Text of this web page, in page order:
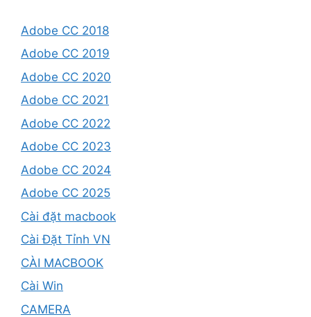
Adobe CC 2018
Adobe CC 2019
Adobe CC 2020
Adobe CC 2021
Adobe CC 2022
Adobe CC 2023
Adobe CC 2024
Adobe CC 2025
Cài đặt macbook
Cài Đặt Tỉnh VN
CÀI MACBOOK
Cài Win
CAMERA